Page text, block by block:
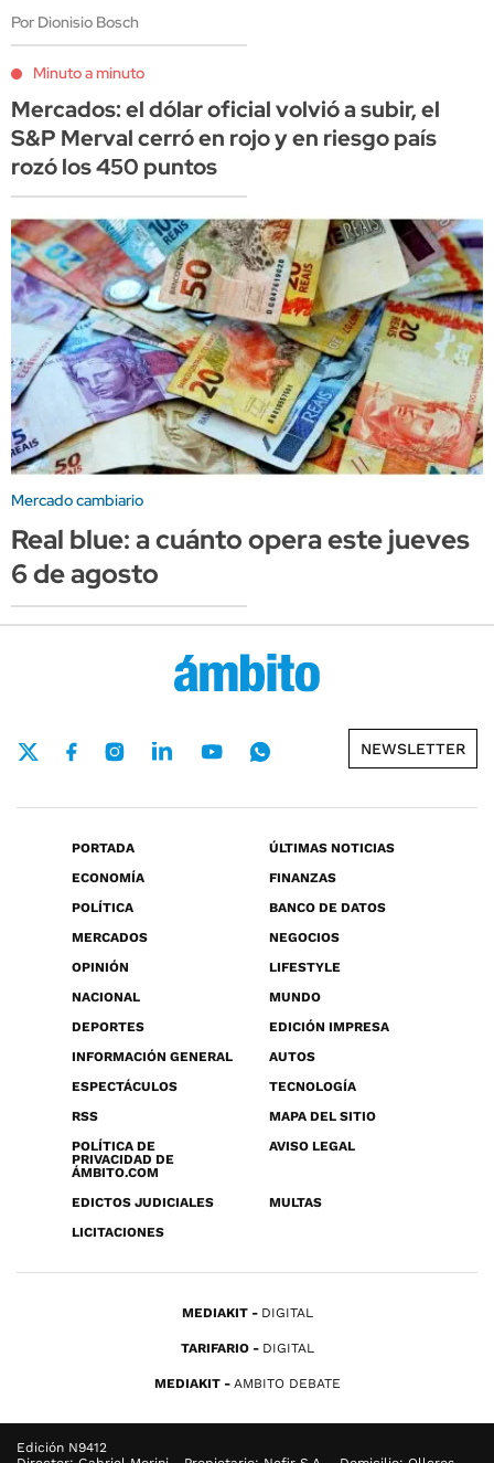
Por Dionisio Bosch
Minuto a minuto
Mercados: el dólar oficial volvió a subir, el
S&P Merval cerró en rojo y en riesgo país
rozó los 450 puntos
Mercado cambiario
Real blue: a cuánto opera este jueves
6 de agosto
NEWSLETTER
PORTADA
ÚLTIMAS NOTICIAS
ECONOMÍA
FINANZAS
POLÍTICA
BANCO DE DATOS
MERCADOS
NEGOCIOS
OPINIÓN
LIFESTYLE
NACIONAL
MUNDO
DEPORTES
EDICIÓN IMPRESA
INFORMACIÓN GENERAL
AUTOS
ESPECTÁCULOS
TECNOLOGÍA
RSS
MAPA DEL SITIO
POLÍTICA DE
PRIVACIDAD DE
ÁMBITO.COM
AVISO LEGAL
EDICTOS JUDICIALES
MULTAS
LICITACIONES
MEDIAKIT DIGITAL
TARIFARIO DIGITAL
MEDIAKIT AMBITO DEBATE
Edición N9412